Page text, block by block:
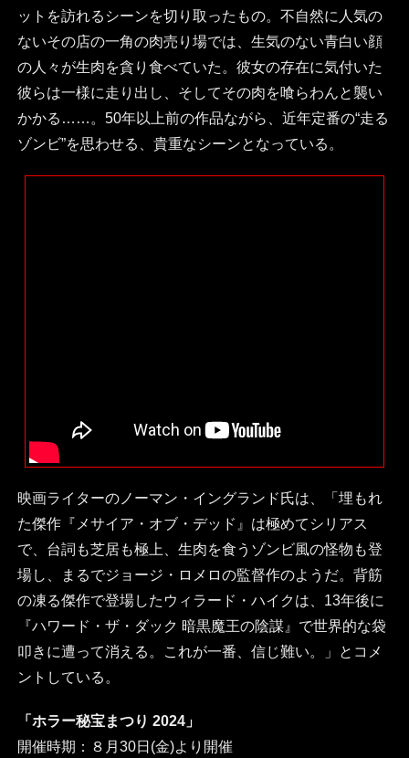
ットを訪れるシーンを切り取ったもの。不自然に人気の
ないその店の一角の肉売り場では、生気のない青白い顔
の人々が生肉を貪り食べていた。彼女の存在に気付いた
彼らは一様に走り出し、そしてその肉を喰らわんと襲い
かかる……。50年以上前の作品ながら、近年定番の“走る
ゾンビ”を思わせる、貴重なシーンとなっている。
映画ライターのノーマン・イングランド氏は、「埋もれ
た傑作『メサイア・オブ・デッド』は極めてシリアス
で、台詞も芝居も極上、生肉を食うゾンビ風の怪物も登
場し、まるでジョージ・ロメロの監督作のようだ。背筋
の凍る傑作で登場したウィラード・ハイクは、13年後に
『ハワード・ザ・ダック 暗黒魔王の陰謀』で世界的な袋
叩きに遭って消える。これが一番、信じ難い。」とコメ
ントしている。
「ホラー秘宝まつり 2024」
開催時期：８月30日(金)より開催